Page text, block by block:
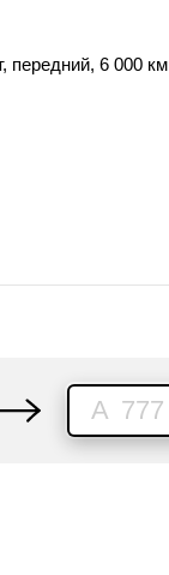
, передний, 6 000 км
A 777